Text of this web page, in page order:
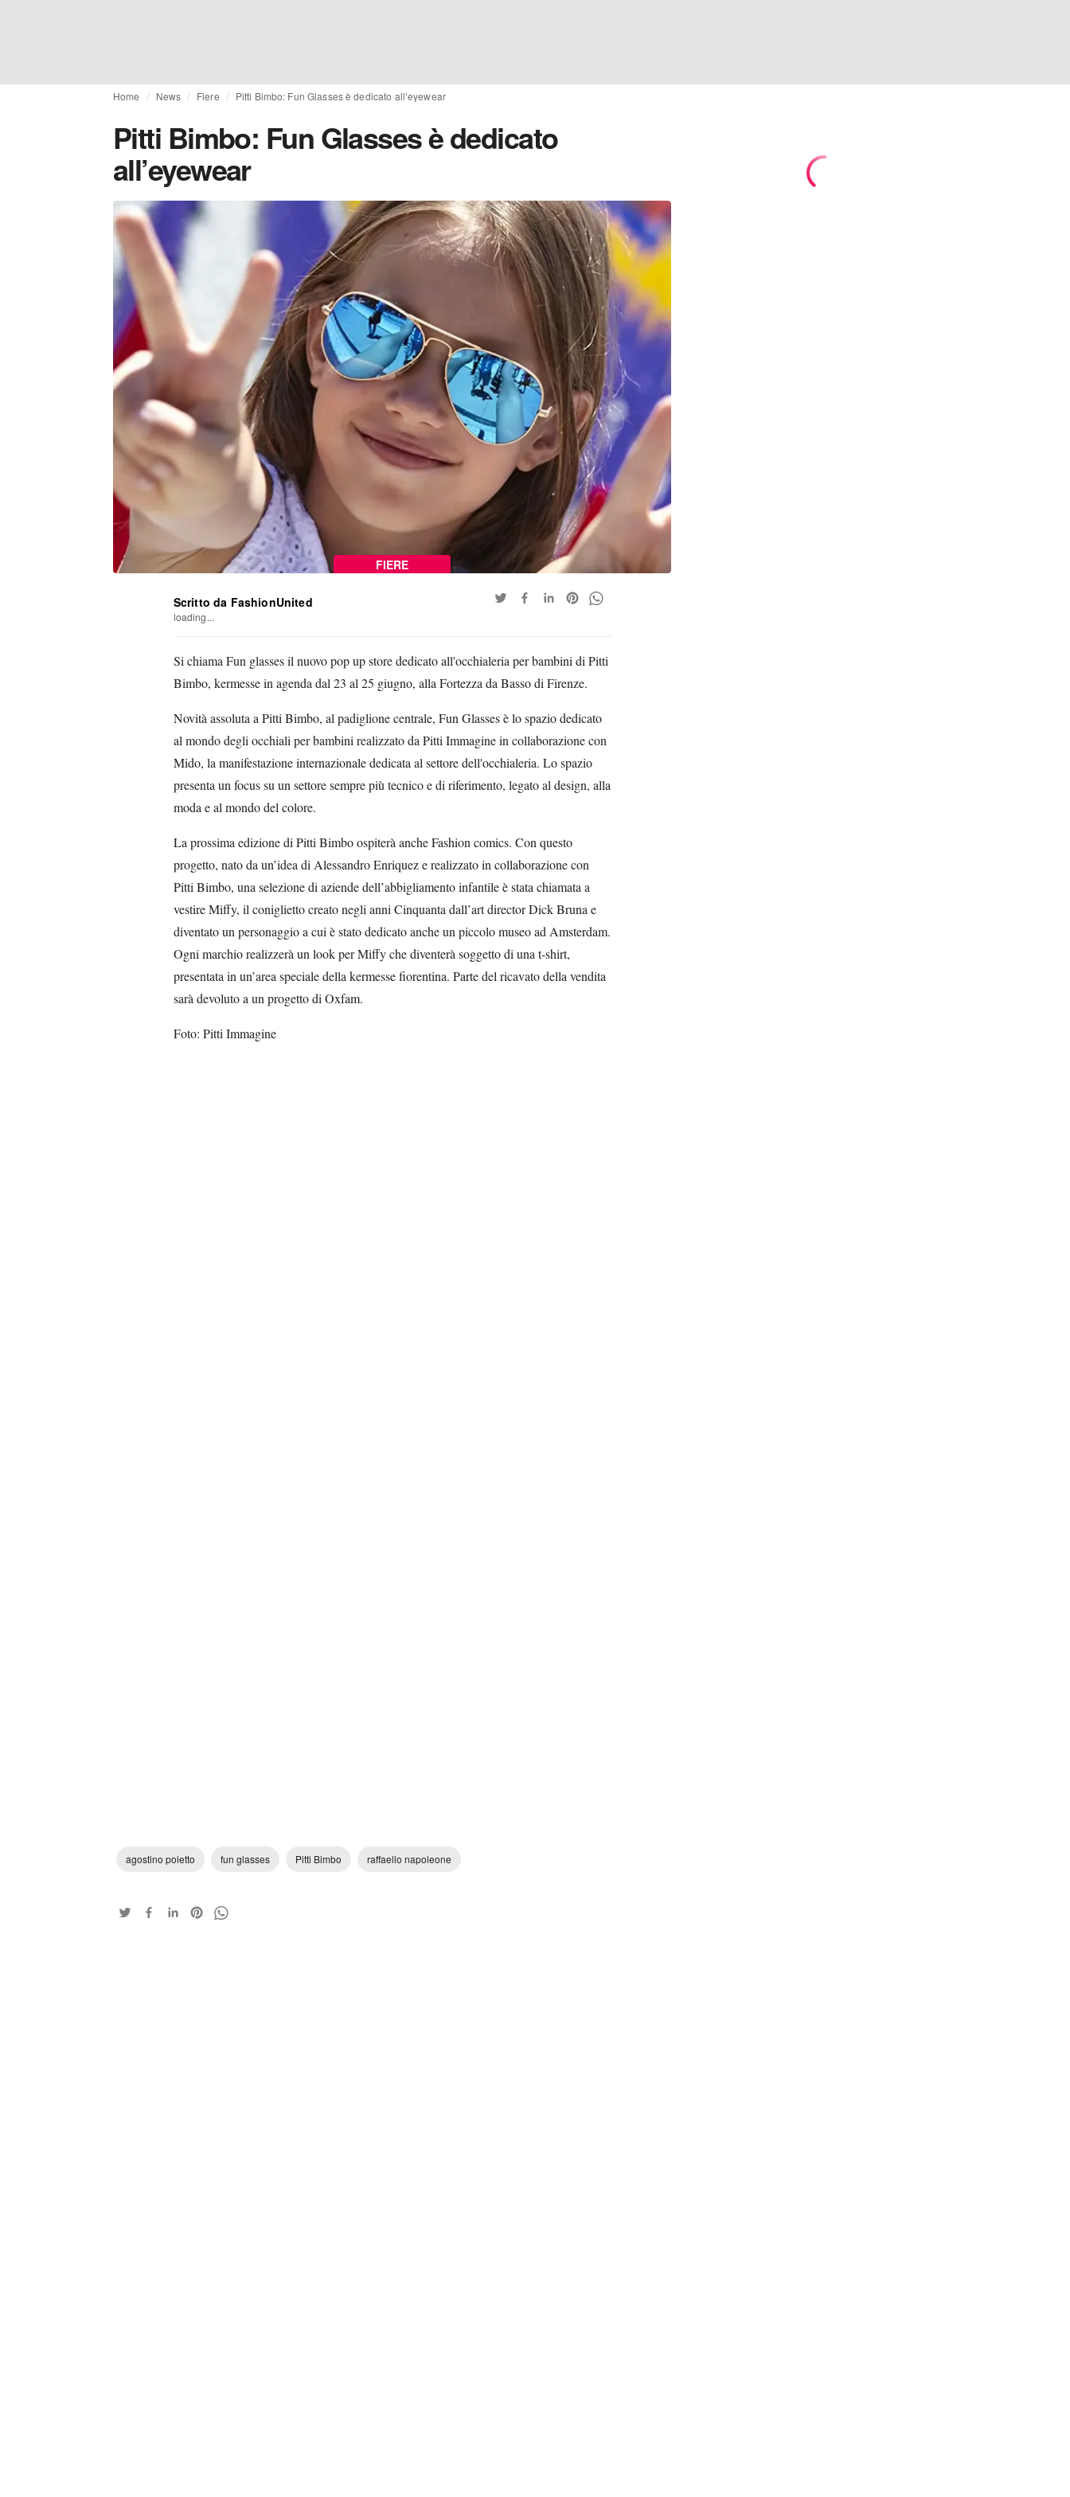
Home News Fiere Pitti Bimbo: Fun Glasses è dedicato all’eyewear
Pitti Bimbo: Fun Glasses è dedicato
all’eyewear
FIERE
Scritto da FashionUnited
loading...
Si chiama Fun glasses il nuovo pop up store dedicato all'occhialeria per bambini di Pitti
Bimbo, kermesse in agenda dal 23 al 25 giugno, alla Fortezza da Basso di Firenze.
Novità assoluta a Pitti Bimbo, al padiglione centrale, Fun Glasses è lo spazio dedicato
al mondo degli occhiali per bambini realizzato da Pitti Immagine in collaborazione con
Mido, la manifestazione internazionale dedicata al settore dell'occhialeria. Lo spazio
presenta un focus su un settore sempre più tecnico e di riferimento, legato al design, alla
moda e al mondo del colore.
La prossima edizione di Pitti Bimbo ospiterà anche Fashion comics. Con questo
progetto, nato da un’idea di Alessandro Enriquez e realizzato in collaborazione con
Pitti Bimbo, una selezione di aziende dell’abbigliamento infantile è stata chiamata a
vestire Miffy, il coniglietto creato negli anni Cinquanta dall’art director Dick Bruna e
diventato un personaggio a cui è stato dedicato anche un piccolo museo ad Amsterdam.
Ogni marchio realizzerà un look per Miffy che diventerà soggetto di una t-shirt,
presentata in un’area speciale della kermesse fiorentina. Parte del ricavato della vendita
sarà devoluto a un progetto di Oxfam.
Foto: Pitti Immagine
agostino poletto fun glasses Pitti Bimbo raffaello napoleone